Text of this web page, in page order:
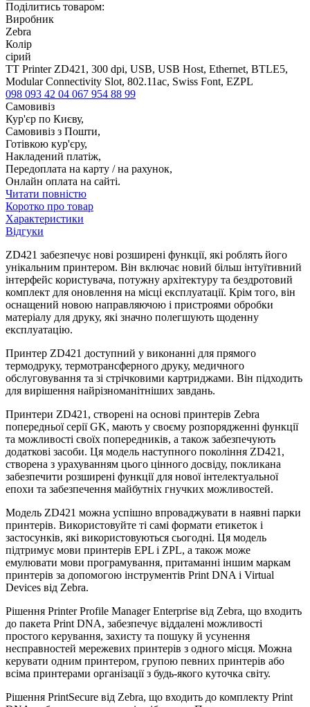
Поділитись товаром:
Виробник
Zebra
Колір
сірий
TT Printer ZD421, 300 dpi, USB, USB Host, Ethernet, BTLE5,
Modular Connectivity Slot, 802.11ac, Swiss Font, EZPL
098 093 42 04 067 954 88 99
Самовивіз
Кур'єр по Києву,
Самовивіз з Пошти,
Готівкою кур'єру,
Накладений платіж,
Передоплата на карту / на рахунок,
Онлайн оплата на сайті.
Читати повністю
Коротко про товар
Характеристики
Відгуки
ZD421 забезпечує нові розширені функції, які роблять його
унікальним принтером. Він включає новий більш інтуїтивний
інтерфейс користувача, потужну архітектуру та бездротовий
комплект для оновлення на місці експлуатації. Крім того, він
оснащений новою направляючою і пристроями обробки
матеріалу для друку, які значно полегшують щоденну
експлуатацію.
Принтер ZD421 доступний у виконанні для прямого
термодруку, термотрансферного друку, медичного
обслуговування та зі стрічковими картриджами. Він підходить
для вирішення найрізноманітніших завдань.
Принтери ZD421, створені на основі принтерів Zebra
попередньої серії GK, мають у своєму розпорядженні функції
та можливості своїх попередників, а також забезпечують
додаткові засоби. Ця модель наступного покоління ZD421,
створена з урахуванням цього цінного досвіду, покликана
забезпечити розширені функції для нової інтелектуальної
епохи та забезпечення майбутніх гнучких можливостей.
Модель ZD421 можна успішно впроваджувати в наявні парки
принтерів. Використовуйте ті самі формати етикеток і
застосунків, які використовуються сьогодні. Ця модель
підтримує мови принтерів EPL і ZPL, а також може
емулювати мови програмування, притаманні іншим маркам
принтерів за допомогою інструментів Print DNA і Virtual
Devices від Zebra.
Рішення Printer Profile Manager Enterprise від Zebra, що входить
до пакета Print DNA, забезпечує віддалені можливості
простого керування, захисту та пошуку й усунення
несправностей мережевих принтерів з одного місця. Можна
керувати одним принтером, групою певних принтерів або
всіма принтерами організації з будь-якого куточка світу.
Рішення PrintSecure від Zebra, що входить до комплекту Print